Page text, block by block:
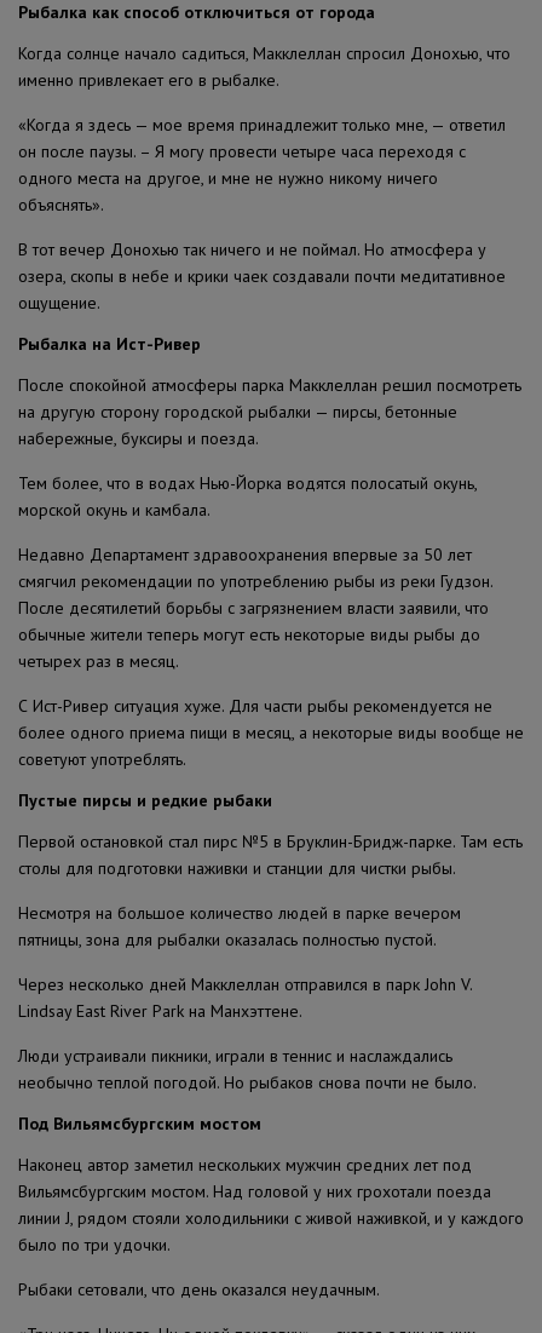
Рыбалка как способ отключиться от города
Когда солнце начало садиться, Макклеллан спросил Донохью, что
именно привлекает его в рыбалке.
«Когда я здесь — мое время принадлежит только мне, — ответил
он после паузы. – Я могу провести четыре часа переходя с
одного места на другое, и мне не нужно никому ничего
объяснять».
В тот вечер Донохью так ничего и не поймал. Но атмосфера у
озера, скопы в небе и крики чаек создавали почти медитативное
ощущение.
Рыбалка на Ист-Ривер
После спокойной атмосферы парка Макклеллан решил посмотреть
на другую сторону городской рыбалки — пирсы, бетонные
набережные, буксиры и поезда.
Тем более, что в водах Нью-Йорка водятся полосатый окунь,
морской окунь и камбала.
Недавно Департамент здравоохранения впервые за 50 лет
смягчил рекомендации по употреблению рыбы из реки Гудзон.
После десятилетий борьбы с загрязнением власти заявили, что
обычные жители теперь могут есть некоторые виды рыбы до
четырех раз в месяц.
С Ист-Ривер ситуация хуже. Для части рыбы рекомендуется не
более одного приема пищи в месяц, а некоторые виды вообще не
советуют употреблять.
Пустые пирсы и редкие рыбаки
Первой остановкой стал пирс №5 в Бруклин-Бридж-парке. Там есть
столы для подготовки наживки и станции для чистки рыбы.
Несмотря на большое количество людей в парке вечером
пятницы, зона для рыбалки оказалась полностью пустой.
Через несколько дней Макклеллан отправился в парк John V.
Lindsay East River Park на Манхэттене.
Люди устраивали пикники, играли в теннис и наслаждались
необычно теплой погодой. Но рыбаков снова почти не было.
Под Вильямсбургским мостом
Наконец автор заметил нескольких мужчин средних лет под
Вильямсбургским мостом. Над головой у них грохотали поезда
линии J, рядом стояли холодильники с живой наживкой, и у каждого
было по три удочки.
Рыбаки сетовали, что день оказался неудачным.